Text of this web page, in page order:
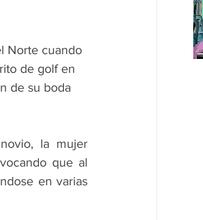
Norte cuando
de golf en
de su boda
la mujer
que al
en varias